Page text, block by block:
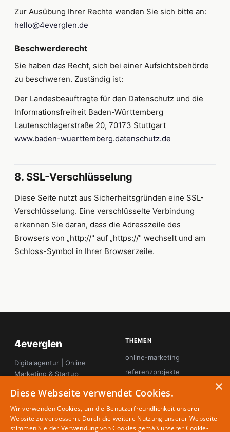
Zur Ausübung Ihrer Rechte wenden Sie sich bitte an:
hello@4everglen.de
Beschwerderecht
Sie haben das Recht, sich bei einer Aufsichtsbehörde
zu beschweren. Zuständig ist:
Der Landesbeauftragte für den Datenschutz und die
Informationsfreiheit Baden-Württemberg
Lautenschlagerstraße 20, 70173 Stuttgart
www.baden-wuerttemberg.datenschutz.de
8. SSL-Verschlüsselung
Diese Seite nutzt aus Sicherheitsgründen eine SSL-
Verschlüsselung. Eine verschlüsselte Verbindung
erkennen Sie daran, dass die Adresszeile des
Browsers von „http://" auf „https://" wechselt und am
Schloss-Symbol in Ihrer Browserzeile.
4everglen
Digitalagentur | Online
Marketing & Startup
THEMEN
online-marketing
referenzprojekte
tool-tipps
webdesign
×
Diese Webseite verwendet Cookies.
Wir verwenden Cookies, um die Benutzerfreundlichkeit unserer
Website zu verbessern. Durch die weitere Nutzung unserer Webseite
stimmen Sie der Verwendung von Cookies gemäß unserer Cookie-